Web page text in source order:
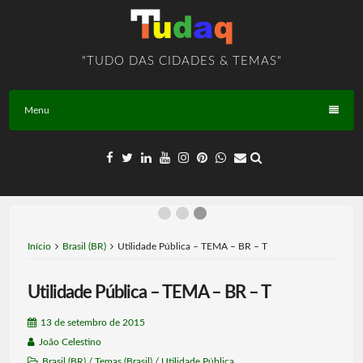
"TUDO DAS CIDADES & TEMAS"
Menu
Início Brasil (BR) Utilidade Pública – TEMA – BR – T
Utilidade Pública – TEMA – BR – T
13 de setembro de 2015
João Celestino